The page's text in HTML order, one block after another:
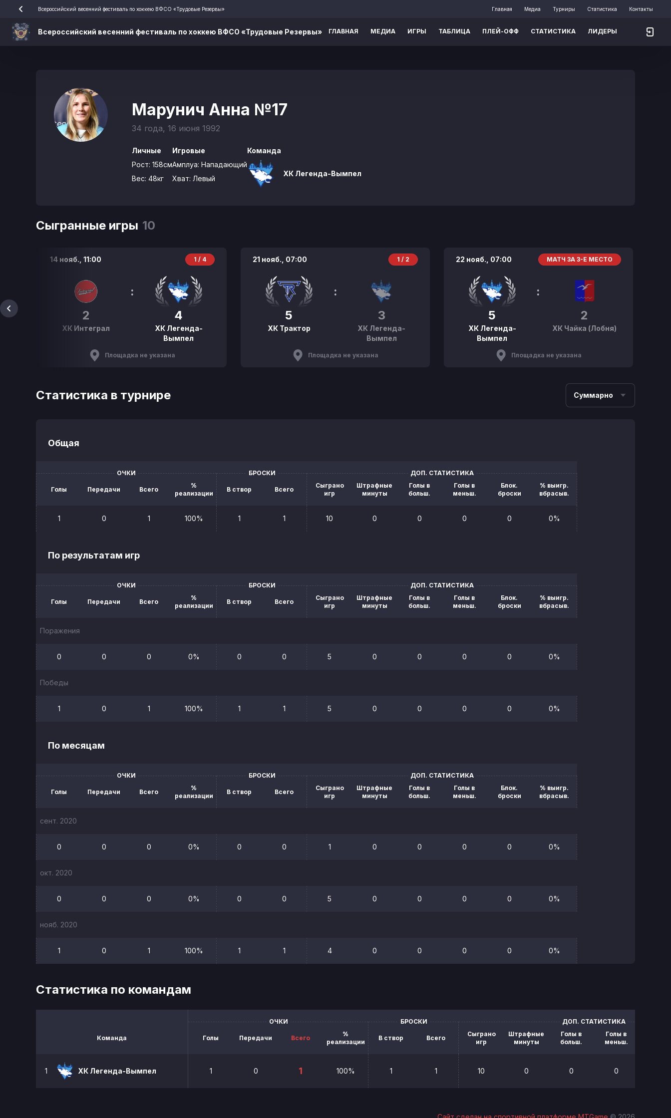
Всероссийский весенний фестиваль по хоккею ВФСО «Трудовые Резервы» Главная Медиа Турниры Статистика Контакты
Всероссийский весенний фестиваль по хоккею ВФСО «Трудовые Резервы» ГЛАВНАЯ МЕДИА ИГРЫ ТАБЛИЦА ПЛЕЙ-ОФФ СТАТИСТИКА ЛИДЕРЫ
Марунич Анна №17
34 года, 16 июня 1992
Личные
Рост: 158см
Вес: 48кг
Игровые
Амплуа: Нападающий
Хват: Левый
Команда
ХК Легенда-Вымпел
Сыгранные игры 10
14 нояб., 11:00 1 / 4
2
ХК Интеграл
:
4
ХК Легенда-
Вымпел
Площадка не указана
21 нояб., 07:00 1 / 2
5
ХК Трактор
:
3
ХК Легенда-
Вымпел
Площадка не указана
22 нояб., 07:00 МАТЧ ЗА 3-Е МЕСТО
5
ХК Легенда-
Вымпел
:
2
ХК Чайка (Лобня)
Площадка не указана
Статистика в турнире Суммарно
Общая
ОЧКИ
Голы Передачи Всего
%
реализации
БРОСКИ
В створ Всего
ДОП. СТАТИСТИКА
Сыграно
игр
Штрафные
минуты
Голы в
больш.
Голы в
меньш.
Блок.
броски
% выигр.
вбрасыв.
1 0 1 100% 1 1 10 0 0 0 0 0%
По результатам игр
ОЧКИ
Голы Передачи Всего
%
реализации
БРОСКИ
В створ Всего
ДОП. СТАТИСТИКА
Сыграно
игр
Штрафные
минуты
Голы в
больш.
Голы в
меньш.
Блок.
броски
% выигр.
вбрасыв.
Поражения
0 0 0 0% 0 0 5 0 0 0 0 0%
Победы
1 0 1 100% 1 1 5 0 0 0 0 0%
По месяцам
ОЧКИ
Голы Передачи Всего
%
реализации
БРОСКИ
В створ Всего
ДОП. СТАТИСТИКА
Сыграно
игр
Штрафные
минуты
Голы в
больш.
Голы в
меньш.
Блок.
броски
% выигр.
вбрасыв.
сент. 2020
0 0 0 0% 0 0 1 0 0 0 0 0%
окт. 2020
0 0 0 0% 0 0 5 0 0 0 0 0%
нояб. 2020
1 0 1 100% 1 1 4 0 0 0 0 0%
Статистика по командам
Команда
ОЧКИ
Голы Передачи Всего
%
реализации
БРОСКИ
В створ Всего
ДОП. СТАТИСТИКА
Сыграно
игр
Штрафные
минуты
Голы в
больш.
Голы в
меньш.
1 ХК Легенда-Вымпел 1 0 1 100% 1 1 10 0 0 0